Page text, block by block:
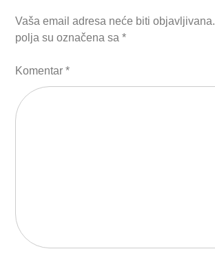
Vaša email adresa neće biti objavljivana.
polja su označena sa*
Komentar*